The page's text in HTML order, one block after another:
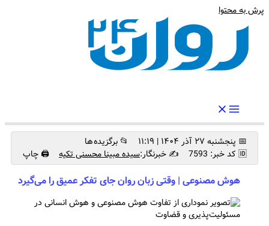
پرش به محتوا
📅 پنجشنبه ۲۷ آذر ۱۴۰۴ | ۱۱:۱۹
📂 برگزیده ها
🆔 کد خبر: 7593
✍️ خبرنگار:سیده مبینا محسنی تکیه 🖨 چاپ
هوش مصنوعی | وقتی زبان روان جای تفکر عمیق را می‌گیرد